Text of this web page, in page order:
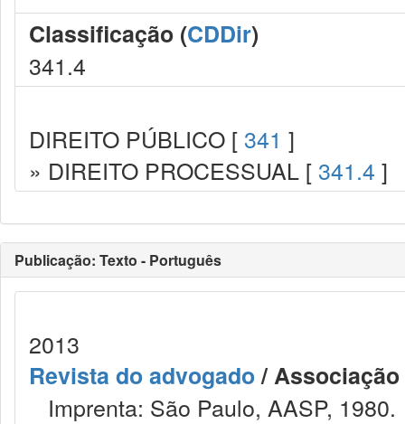
Classificação (CDDir)
341.4
DIREITO PÚBLICO [ 341 ]
» DIREITO PROCESSUAL [ 341.4 ]
Publicação: Texto - Português
2013
Revista do advogado/
Imprenta: São Paulo, AASP, 1980.